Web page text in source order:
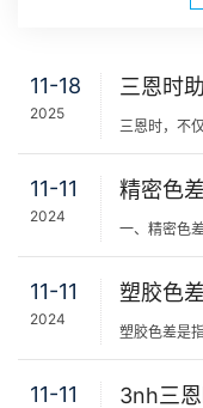
11-18
2025
11-11
2024
11-11
2024
塑胶色
11-11 3nh三